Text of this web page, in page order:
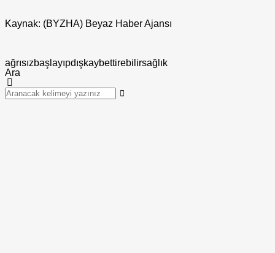
Kaynak: (BYZHA) Beyaz Haber Ajansı
ağrısızbaşlayıpdışkaybettirebilirsağlık
Ara